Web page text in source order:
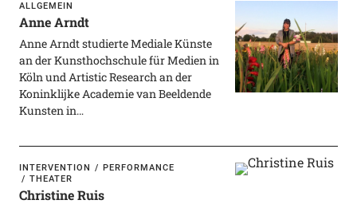
ALLGEMEIN
Anne Arndt
Anne Arndt studierte Mediale Künste
an der Kunsthochschule für Medien in
Köln und Artistic Research an der
Koninklijke Academie van Beeldende
Kunsten in…
INTERVENTION
PERFORMANCE
THEATER
Christine Ruis